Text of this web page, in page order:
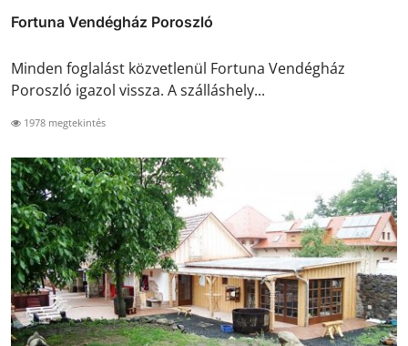
Fortuna Vendégház Poroszló
Minden foglalást közvetlenül Fortuna Vendégház
Poroszló igazol vissza. A szálláshely...
1978 megtekintés